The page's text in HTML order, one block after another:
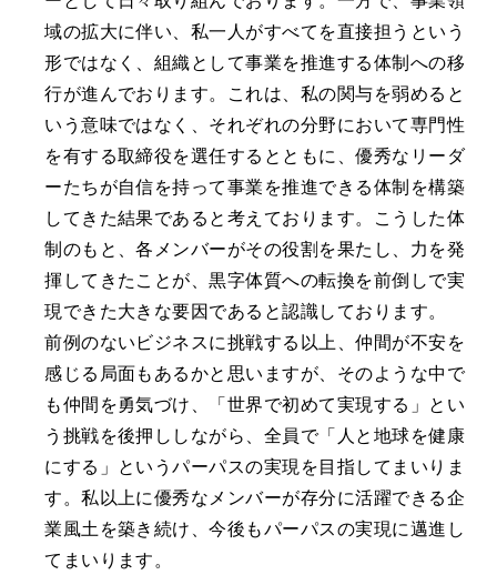
域の拡大に伴い、私一人がすべてを直接担うという
形ではなく、組織として事業を推進する体制への移
行が進んでおります。これは、私の関与を弱めると
いう意味ではなく、それぞれの分野において専門性
を有する取締役を選任するとともに、優秀なリーダ
ーたちが自信を持って事業を推進できる体制を構築
してきた結果であると考えております。こうした体
制のもと、各メンバーがその役割を果たし、力を発
揮してきたことが、黒字体質への転換を前倒しで実
現できた大きな要因であると認識しております。
前例のないビジネスに挑戦する以上、仲間が不安を
感じる局面もあるかと思いますが、そのような中で
も仲間を勇気づけ、「世界で初めて実現する」とい
う挑戦を後押ししながら、全員で「人と地球を健康
にする」というパーパスの実現を目指してまいりま
す。私以上に優秀なメンバーが存分に活躍できる企
業風土を築き続け、今後もパーパスの実現に邁進し
てまいります。